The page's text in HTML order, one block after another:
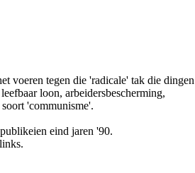
voeren tegen die 'radicale' tak die dingen
loon, arbeidersbescherming,
'communisme'.
eind jaren '90.